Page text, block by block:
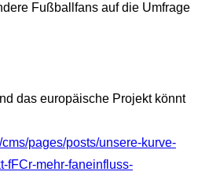
Fußballfans auf die Umfrage
das europäische Projekt könnt
pages/posts/unsere-kurve-
fFCr-mehr-faneinfluss-